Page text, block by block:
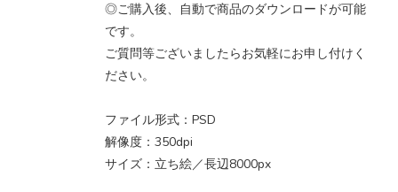
◎ご購入後、自動で商品のダウンロードが可能
です。
ご質問等ございましたらお気軽にお申し付けく
ださい。
ファイル形式：PSD
解像度：350dpi
サイズ：立ち絵／長辺8000px